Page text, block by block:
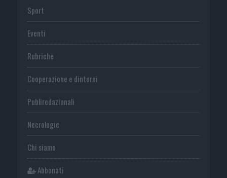
Sport
Eventi
Rubriche
Cooperazione e dintorni
Publiredazionali
Necrologie
Chi siamo
Abbonati